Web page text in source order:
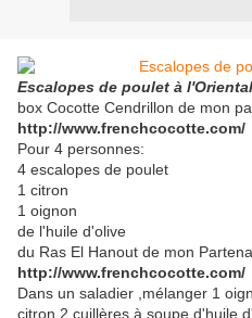
Escalopes de poulet à
box Cocotte Cendrillon de mon
http://www.frenchcocotte.com/
Pour 4 personnes:
4 escalopes de poulet
1 citron
1 oignon
de l'huile d'olive
du Ras El Hanout de mon
http://www.frenchcocotte.com/
Dans un saladier ,mélanger 1
citron,2 cuillères à soupe d'huile